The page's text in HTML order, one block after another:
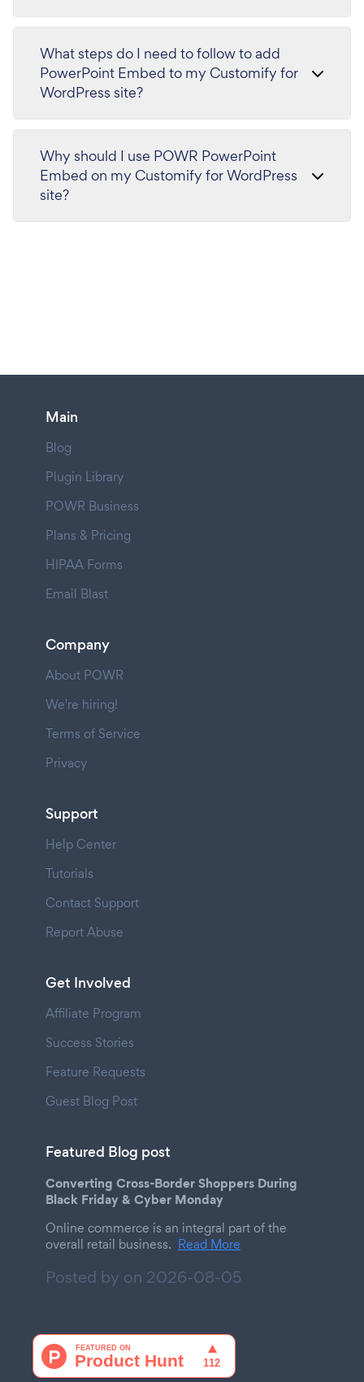
What steps do I need to follow to add
PowerPoint Embed to my Customify for
WordPress site?
Why should I use POWR PowerPoint
Embed on my Customify for WordPress
site?
Main
Blog
Plugin Library
POWR Business
Plans & Pricing
HIPAA Forms
Email Blast
Company
About POWR
We're hiring!
Terms of Service
Privacy
Support
Help Center
Tutorials
Contact Support
Report Abuse
Get Involved
Affiliate Program
Success Stories
Feature Requests
Guest Blog Post
Featured Blog post
Converting Cross-Border Shoppers During
Black Friday & Cyber Monday
Online commerce is an integral part of the
overall retail business. Read More
Posted by on 2026-08-05